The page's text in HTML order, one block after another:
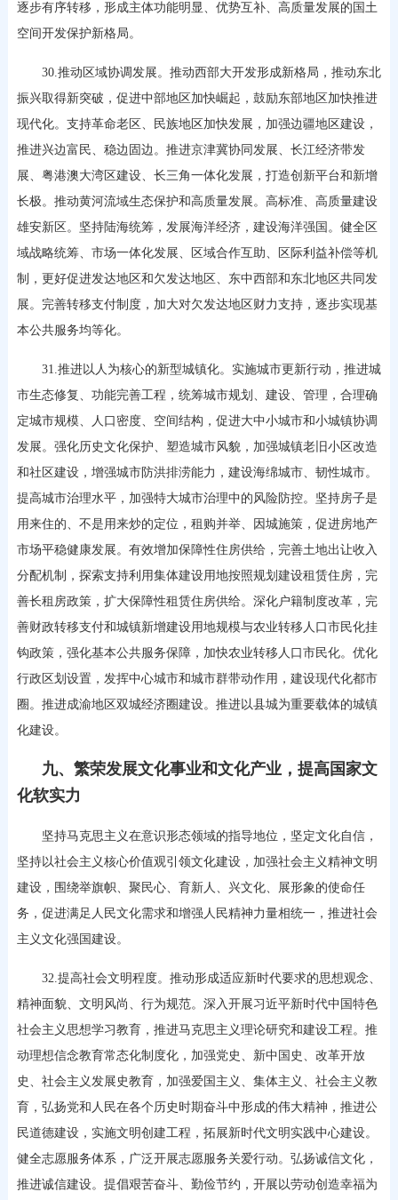
逐步有序转移，形成主体功能明显、优势互补、高质量发展的国土
空间开发保护新格局。
30.推动区域协调发展。推动西部大开发形成新格局，推动东北
振兴取得新突破，促进中部地区加快崛起，鼓励东部地区加快推进
现代化。支持革命老区、民族地区加快发展，加强边疆地区建设，
推进兴边富民、稳边固边。推进京津冀协同发展、长江经济带发
展、粤港澳大湾区建设、长三角一体化发展，打造创新平台和新增
长极。推动黄河流域生态保护和高质量发展。高标准、高质量建设
雄安新区。坚持陆海统筹，发展海洋经济，建设海洋强国。健全区
域战略统筹、市场一体化发展、区域合作互助、区际利益补偿等机
制，更好促进发达地区和欠发达地区、东中西部和东北地区共同发
展。完善转移支付制度，加大对欠发达地区财力支持，逐步实现基
本公共服务均等化。
31.推进以人为核心的新型城镇化。实施城市更新行动，推进城
市生态修复、功能完善工程，统筹城市规划、建设、管理，合理确
定城市规模、人口密度、空间结构，促进大中小城市和小城镇协调
发展。强化历史文化保护、塑造城市风貌，加强城镇老旧小区改造
和社区建设，增强城市防洪排涝能力，建设海绵城市、韧性城市。
提高城市治理水平，加强特大城市治理中的风险防控。坚持房子是
用来住的、不是用来炒的定位，租购并举、因城施策，促进房地产
市场平稳健康发展。有效增加保障性住房供给，完善土地出让收入
分配机制，探索支持利用集体建设用地按照规划建设租赁住房，完
善长租房政策，扩大保障性租赁住房供给。深化户籍制度改革，完
善财政转移支付和城镇新增建设用地规模与农业转移人口市民化挂
钩政策，强化基本公共服务保障，加快农业转移人口市民化。优化
行政区划设置，发挥中心城市和城市群带动作用，建设现代化都市
圈。推进成渝地区双城经济圈建设。推进以县城为重要载体的城镇
化建设。
九、繁荣发展文化事业和文化产业，提高国家文
化软实力
坚持马克思主义在意识形态领域的指导地位，坚定文化自信，
坚持以社会主义核心价值观引领文化建设，加强社会主义精神文明
建设，围绕举旗帜、聚民心、育新人、兴文化、展形象的使命任
务，促进满足人民文化需求和增强人民精神力量相统一，推进社会
主义文化强国建设。
32.提高社会文明程度。推动形成适应新时代要求的思想观念、
精神面貌、文明风尚、行为规范。深入开展习近平新时代中国特色
社会主义思想学习教育，推进马克思主义理论研究和建设工程。推
动理想信念教育常态化制度化，加强党史、新中国史、改革开放
史、社会主义发展史教育，加强爱国主义、集体主义、社会主义教
育，弘扬党和人民在各个历史时期奋斗中形成的伟大精神，推进公
民道德建设，实施文明创建工程，拓展新时代文明实践中心建设。
健全志愿服务体系，广泛开展志愿服务关爱行动。弘扬诚信文化，
推进诚信建设。提倡艰苦奋斗、勤俭节约，开展以劳动创造幸福为